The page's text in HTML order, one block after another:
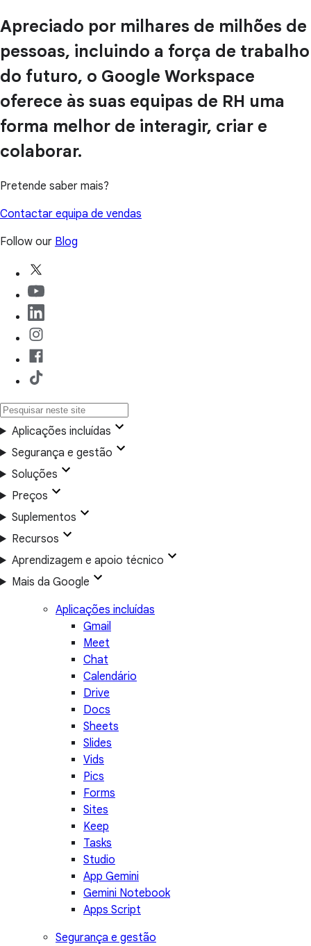
Apreciado por milhares de milhões de
pessoas, incluindo a força de trabalho
do futuro, o Google Workspace
oferece às suas equipas de RH uma
forma melhor de interagir, criar e
colaborar.
Pretende saber mais?
Contactar equipa de vendas
Follow our Blog
Aplicações incluídas
Segurança e gestão
Soluções
Preços
Suplementos
Recursos
Aprendizagem e apoio técnico
Mais da Google
Aplicações incluídas
Gmail
Meet
Chat
Calendário
Drive
Docs
Sheets
Slides
Vids
Pics
Forms
Sites
Keep
Tasks
Studio
App Gemini
Gemini Notebook
Apps Script
Segurança e gestão